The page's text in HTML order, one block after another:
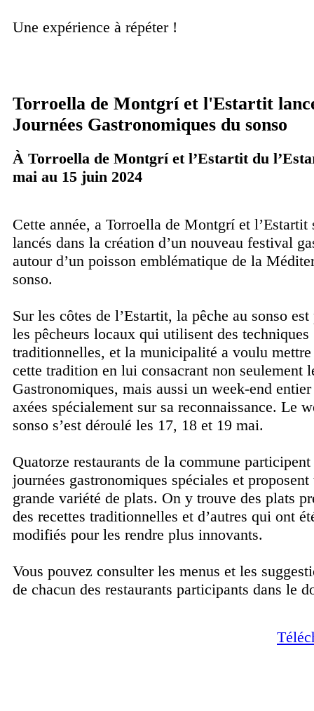
Une expérience à répéter !
Torroella de Montgrí et l'Estartit
Journées Gastronomiques du sonso
À Torroella de Montgrí et l’Estartit du
mai au 15 juin 2024
Cette année, a Torroella de Montgrí et l’Estartit
lancés dans la création d’un nouveau festival
autour d’un poisson emblématique de la
sonso.
Sur les côtes de l’Estartit, la pêche au sonso
les pêcheurs locaux qui utilisent des techniques
traditionnelles, et la municipalité a voulu
cette tradition en lui consacrant non seulement
Gastronomiques, mais aussi un week-end
axées spécialement sur sa reconnaissance. Le
sonso s’est déroulé les 17, 18 et 19 mai.
Quatorze restaurants de la commune participent
journées gastronomiques spéciales et proposent
grande variété de plats. On y trouve des plats
des recettes traditionnelles et d’autres qui ont
modifiés pour les rendre plus innovants.
Vous pouvez consulter les menus et les
de chacun des restaurants participants dans le